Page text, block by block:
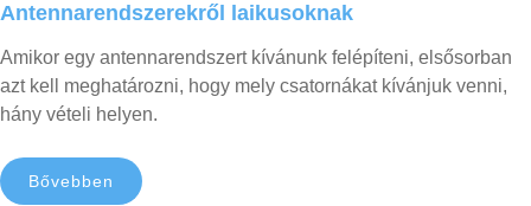
Antennarendszerekről laikusoknak
Amikor egy antennarendszert kívánunk felépíteni, elsősorban
azt kell meghatározni, hogy mely csatornákat kívánjuk venni,
hány vételi helyen.
Bővebben